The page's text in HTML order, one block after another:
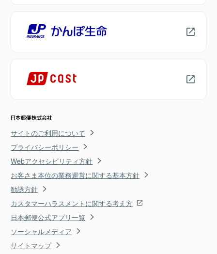
サイトのご利用について
プライバシーポリシー
Webアクセシビリティ方針
お客さま本位の業務運営に関する基本方針
勧誘方針
カスタマーハラスメントに関する考え方
日本郵便公式アプリ一覧
ソーシャルメディア
サイトマップ